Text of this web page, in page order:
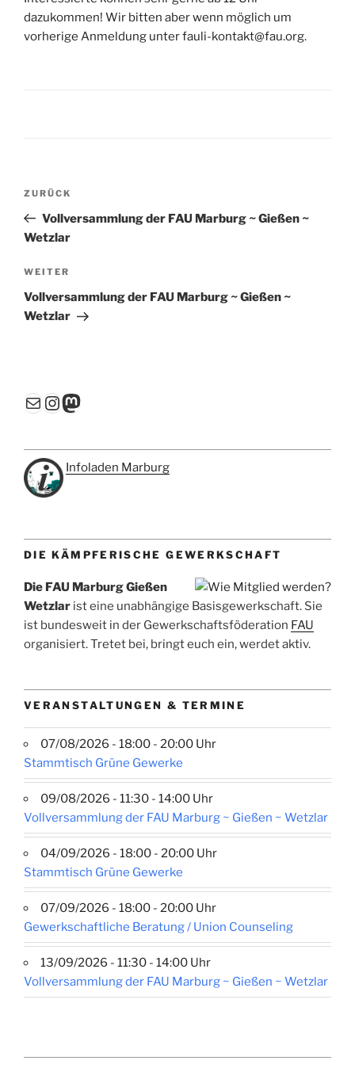
dazukommen! Wir bitten aber wenn möglich um
vorherige Anmeldung unter fauli-kontakt@fau.org.
Beitragsnavigation
Vorheriger
Beitrag
ZURÜCK
Vollversammlung der FAU Marburg ~ Gießen ~
Wetzlar
Nächster
Beitrag
WEITER
Vollversammlung der FAU Marburg ~ Gießen ~
Wetzlar
E-MailInstagram
Mastodon
Infoladen Marburg
DIE KÄMPFERISCHE GEWERKSCHAFT
Die FAU Marburg Gießen
Wetzlar ist eine unabhängige Basisgewerkschaft. Sie
ist bundesweit in der Gewerkschaftsföderation FAU
organisiert. Tretet bei, bringt euch ein, werdet aktiv.
VERANSTALTUNGEN & TERMINE
07/08/2026 - 18:00 - 20:00 Uhr
Stammtisch Grüne Gewerke
09/08/2026 - 11:30 - 14:00 Uhr
Vollversammlung der FAU Marburg ~ Gießen ~ Wetzlar
04/09/2026 - 18:00 - 20:00 Uhr
Stammtisch Grüne Gewerke
07/09/2026 - 18:00 - 20:00 Uhr
Gewerkschaftliche Beratung / Union Counseling
13/09/2026 - 11:30 - 14:00 Uhr
Vollversammlung der FAU Marburg ~ Gießen ~ Wetzlar